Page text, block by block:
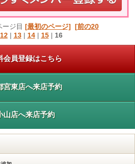
ジ目 [最初のページ] [前の20
12| 13| 14| 15| 16
会員登録はこちら
宮東店へ来店予約
山店へ来店予約